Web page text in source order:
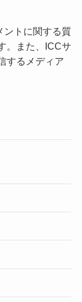
ントに関する質
。また、ICCサ
するメディア